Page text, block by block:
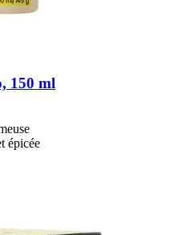
150 ml
épicée